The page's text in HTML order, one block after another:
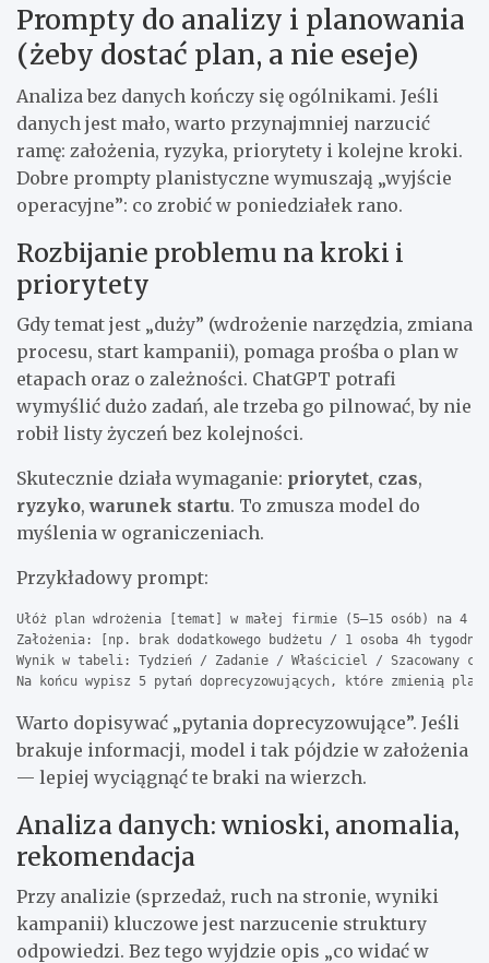
Prompty do analizy i planowania
(żeby dostać plan, a nie eseje)
Analiza bez danych kończy się ogólnikami. Jeśli
danych jest mało, warto przynajmniej narzucić
ramę: założenia, ryzyka, priorytety i kolejne kroki.
Dobre prompty planistyczne wymuszają „wyjście
operacyjne”: co zrobić w poniedziałek rano.
Rozbijanie problemu na kroki i
priorytety
Gdy temat jest „duży” (wdrożenie narzędzia, zmiana
procesu, start kampanii), pomaga prośba o plan w
etapach oraz o zależności. ChatGPT potrafi
wymyślić dużo zadań, ale trzeba go pilnować, by nie
robił listy życzeń bez kolejności.
Skutecznie działa wymaganie: priorytet, czas,
ryzyko,warunek startu. To zmusza model do
myślenia w ograniczeniach.
Przykładowy prompt:
Ułóż plan wdrożenia [temat] w małej firmie (5–15 osób) na 4
Założenia: [np. brak dodatkowego budżetu / 1 osoba 4h
Wynik w tabeli: Tydzień / Zadanie / Właściciel / Szacowany
Na końcu wypisz 5 pytań doprecyzowujących, które zmienią
Warto dopisywać „pytania doprecyzowujące”. Jeśli
brakuje informacji, model i tak pójdzie w założenia
— lepiej wyciągnąć te braki na wierzch.
Analiza danych: wnioski, anomalia,
rekomendacja
Przy analizie (sprzedaż, ruch na stronie, wyniki
kampanii) kluczowe jest narzucenie struktury
odpowiedzi. Bez tego wyjdzie opis „co widać w